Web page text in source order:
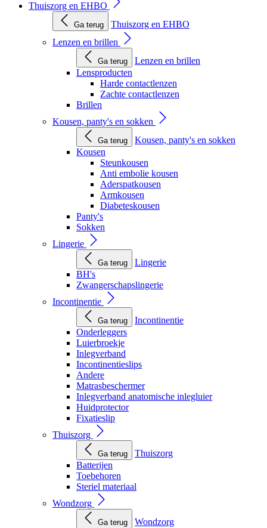
Thuiszorg en EHBO
Ga terug
Thuiszorg en EHBO
Lenzen en brillen
Ga terug
Lenzen en brillen
Lensproducten
Harde contactlenzen
Zachte contactlenzen
Brillen
Kousen, panty's en sokken
Ga terug
Kousen, panty's en sokken
Kousen
Steunkousen
Anti embolie kousen
Aderspatkousen
Armkousen
Diabeteskousen
Panty's
Sokken
Lingerie
Ga terug
Lingerie
BH's
Zwangerschapslingerie
Incontinentie
Ga terug
Incontinentie
Onderleggers
Luierbroekje
Inlegverband
Incontinentieslips
Andere
Matrasbeschermer
Inlegverband anatomische inlegluier
Huidprotector
Fixatieslip
Thuiszorg
Ga terug
Thuiszorg
Batterijen
Toebehoren
Steriel materiaal
Wondzorg
Ga terug
Wondzorg